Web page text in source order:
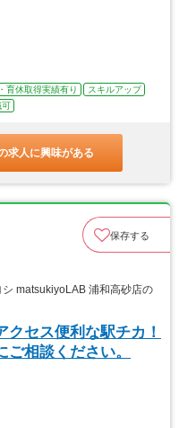
育休取得実績有り
スキルアップ
可
求人に興味がある
保存する
matsukiyoLAB 浦和高砂店の
クセス便利な駅チカ！
相談ください。